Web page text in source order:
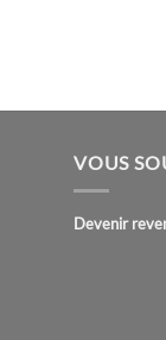
VOUS
Devenir